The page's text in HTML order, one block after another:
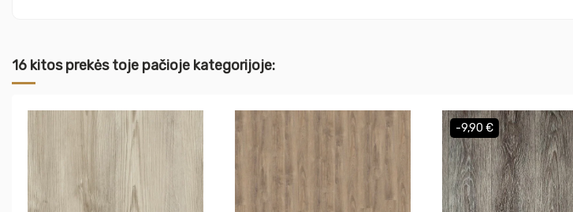
16 kitos prekės toje pačioje kategorijoje:
-9,90 €